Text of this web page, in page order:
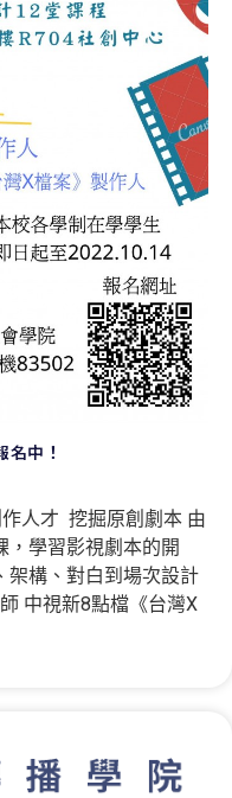
名中！
人才 挖掘原創劇本 由
，學習影視劇本的開
架構、對白到場次設計
中視新8點檔《台灣X